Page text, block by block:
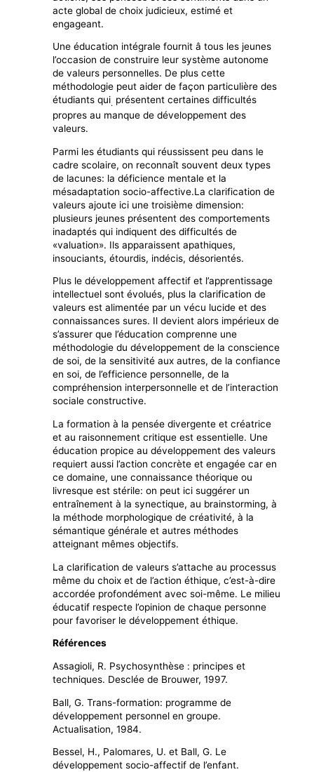
acte global de choix judicieux, estimé et
engageant.
Une éducation intégrale fournit â tous les jeunes
l’occasion de construire leur système autonome
de valeurs personnelles. De plus cette
méthodologie peut aider de façon particulière des
étudiants qui. présentent certaines difficultés
propres au manque de développement des
valeurs.
Parmi les étudiants qui réussissent peu dans le
cadre scolaire, on reconnaît souvent deux types
de lacunes: la déficience mentale et la
mésadaptation socio-affective.La clarification de
valeurs ajoute ici une troisième dimension:
plusieurs jeunes présentent des comportements
inadaptés qui indiquent des difficultés de
«valuation». Ils apparaissent apathiques,
insouciants, étourdis, indécis, désorientés.
Plus le développement affectif et l’apprentissage
intellectuel sont évolués, plus la clarification de
valeurs est alimentée par un vécu lucide et des
connaissances sures. Il devient alors impérieux de
s’assurer que l’éducation comprenne une
méthodologie du développement de la conscience
de soi, de la sensitivité aux autres, de la confiance
en soi, de l’efficience personnelle, de la
compréhension interpersonnelle et de l’interaction
sociale constructive.
La formation à la pensée divergente et créatrice
et au raisonnement critique est essentielle. Une
éducation propice au développement des valeurs
requiert aussi l’action concrète et engagée car en
ce domaine, une connaissance théorique ou
livresque est stérile: on peut ici suggérer un
entraînement à la synectique, au brainstorming, à
la méthode morphologique de créativité, à la
sémantique générale et autres méthodes
atteignant mêmes objectifs.
La clarification de valeurs s’attache au processus
même du choix et de l’action éthique, c’est-à-dire
accordée profondément avec soi-même. Le milieu
éducatif respecte l’opinion de chaque personne
pour favoriser le développement éthique.
Références
Assagioli, R. Psychosynthèse : principes et
techniques. Desclée de Brouwer, 1997.
Ball, G. Trans-formation: programme de
développement personnel en groupe.
Actualisation, 1984.
Bessel, H., Palomares, U. et Ball, G. Le
développement socio-affectif de l’enfant.